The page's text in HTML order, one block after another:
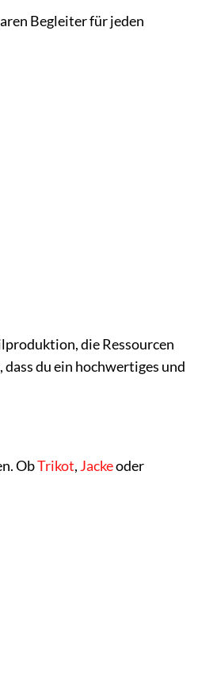
Begleiter für jeden
die Ressourcen
du ein hochwertiges und
ObTrikot,Jackeoder